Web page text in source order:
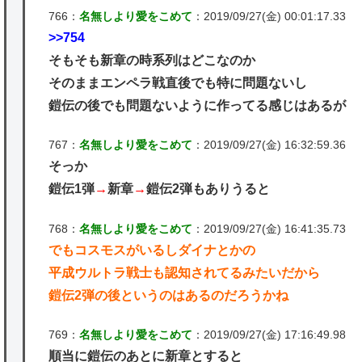
766： 名無しより愛をこめて ：2019/09/27(金) 00:01:17.33
>>754
そもそも新章の時系列はどこなのか
そのままエンペラ戦直後でも特に問題ないし
鎧伝の後でも問題ないように作ってる感じはあるが
767： 名無しより愛をこめて ：2019/09/27(金) 16:32:59.36
そっか
鎧伝1弾→ 新章→鎧伝2弾もありうると
768： 名無しより愛をこめて ：2019/09/27(金) 16:41:35.73
でもコスモスがいるしダイナとかの
平成ウルトラ戦士も認知されてるみたいだから
鎧伝2弾の後というのはあるのだろうかね
769： 名無しより愛をこめて ：2019/09/27(金) 17:16:49.98
順当に鎧伝のあとに新章とすると